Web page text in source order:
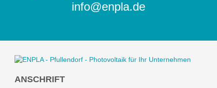
info@enpla.de
ANSCHRIFT